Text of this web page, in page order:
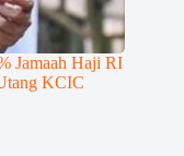
Jamaah Haji RI
KCIC